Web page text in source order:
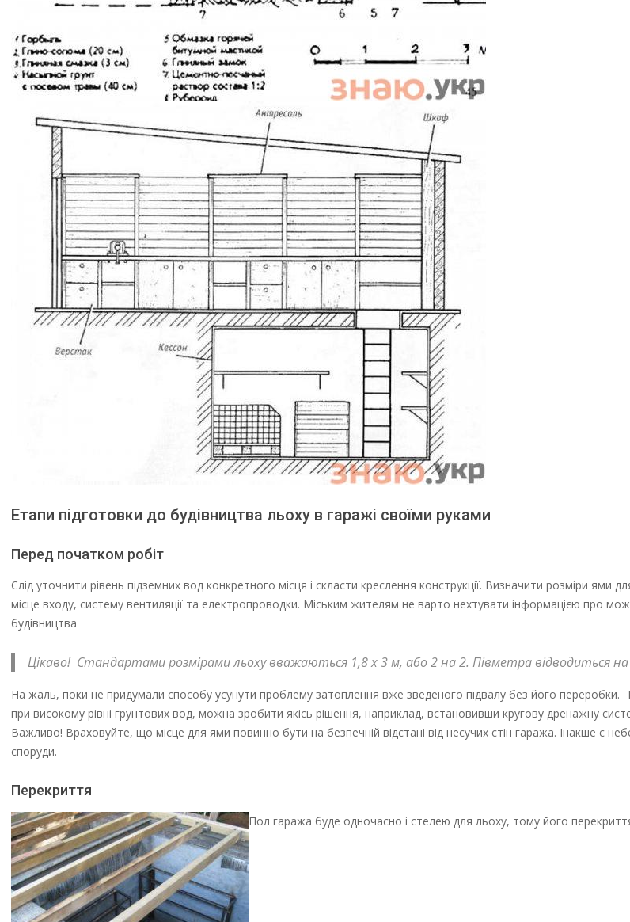
Етапи підготовки до будівництва льоху в гаражі своїми руками
Перед початком робіт
Слід уточнити рівень підземних вод конкретного місця і скласти креслення конструкції. Визначити розміри ями
місце входу, систему вентиляції та електропроводки. Міським жителям не варто нехтувати інформацією про
будівництва
Цікаво! Стандартами розмірами льоху вважаються 1,8 х 3 м, або 2 на 2. Півметра відводиться на
На жаль, поки не придумали способу усунути проблему затоплення вже зведеного підвалу без його переробки.
при високому рівні грунтових вод, можна зробити якісь рішення, наприклад, встановивши кругову дренажну
Важливо! Враховуйте, що місце для ями повинно бути на безпечній відстані від несучих стін гаража. Інакше є
споруди.
Перекриття
Пол гаража буде одночасно і стелею для льоху, тому його